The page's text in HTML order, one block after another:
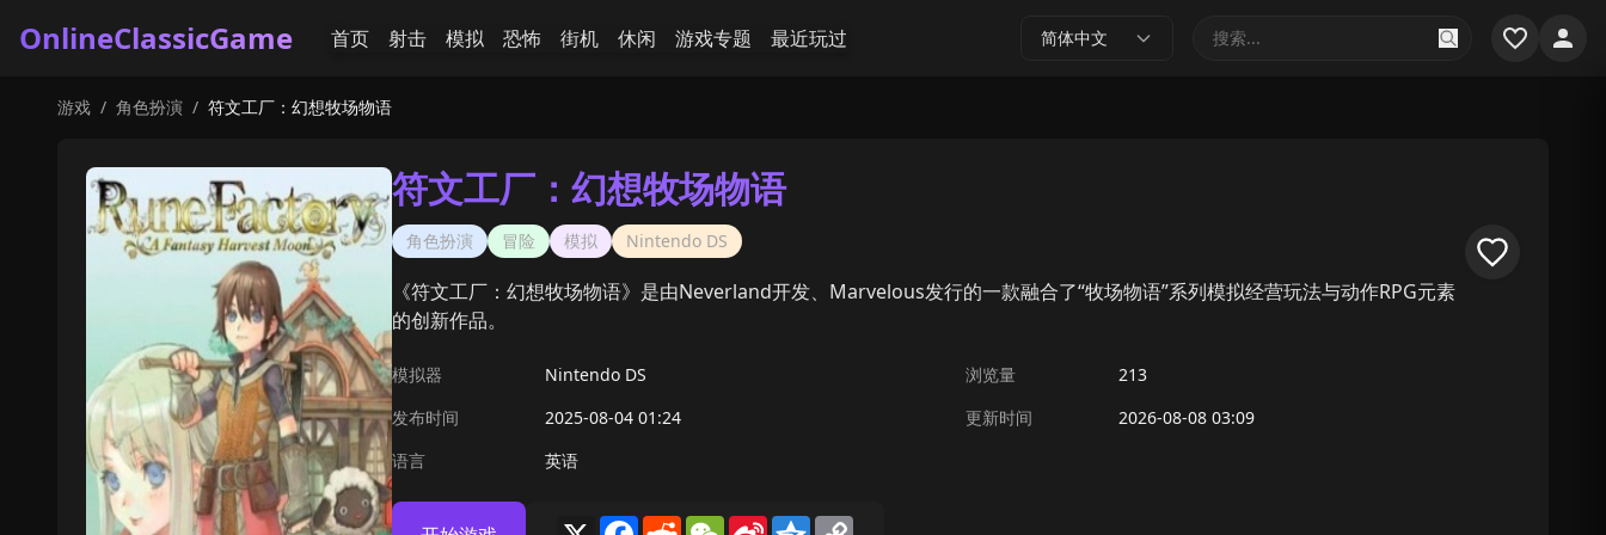
OnlineClassicGame 首页 射击 模拟 恐怖 街机 休闲 游戏专题 最近玩过 简体中文
游戏 / 角色扮演 / 符文工厂：幻想牧场物语
符文工厂：幻想牧场物语
角色扮演 冒险 模拟 Nintendo DS
《符文工厂：幻想牧场物语》是由Neverland开发、Marvelous发行的一款融合了“牧场物语”系列模拟经营玩法与动作RPG元素
的创新作品。
模拟器 Nintendo DS 浏览量
213
发布时间
2025-08-04 01:24 更新时间
2026-08-08 03:09
语言
英语
X Facebook
RedditWeChat
Sina Qzone